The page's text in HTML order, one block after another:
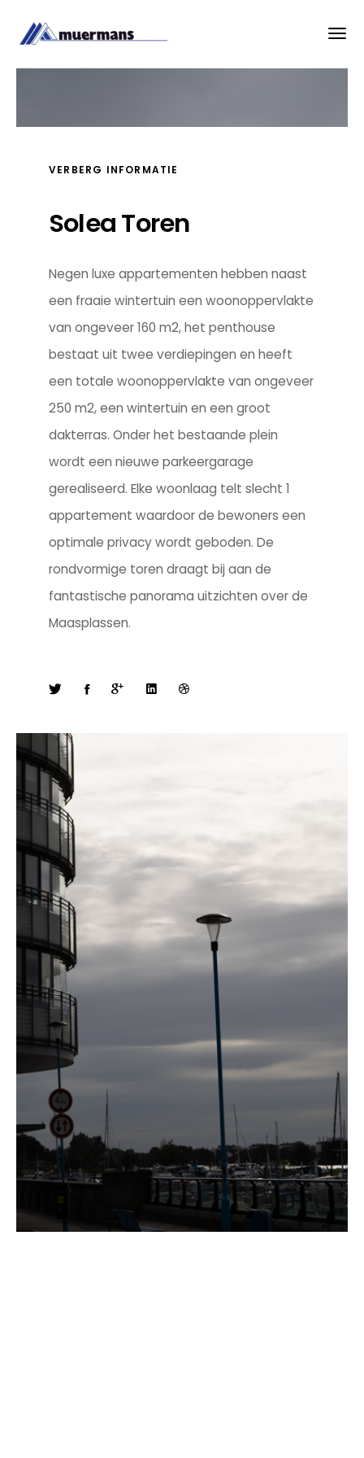
VERBERG INFORMATIE
Solea Toren
Negen luxe appartementen hebben naast
een fraaie wintertuin een woonoppervlakte
van ongeveer 160 m2, het penthouse
bestaat uit twee verdiepingen en heeft
een totale woonoppervlakte van ongeveer
250 m2, een wintertuin en een groot
dakterras. Onder het bestaande plein
wordt een nieuwe parkeergarage
gerealiseerd. Elke woonlaag telt slecht 1
appartement waardoor de bewoners een
optimale privacy wordt geboden. De
rondvormige toren draagt bij aan de
fantastische panorama uitzichten over de
Maasplassen.